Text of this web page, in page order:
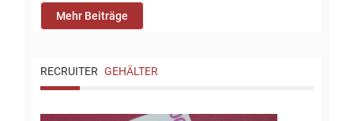
Mehr Beiträge
RECRUITER GEHÄLTER